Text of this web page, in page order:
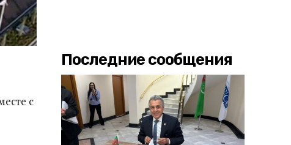
с
Последние сообщения